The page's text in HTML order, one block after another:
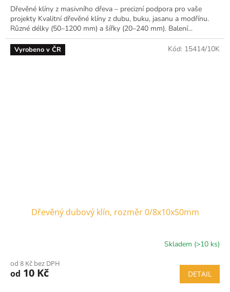
Dřevěné klíny z masivního dřeva – precizní podpora pro vaše
projekty Kvalitní dřevěné klíny z dubu, buku, jasanu a modřínu.
Různé délky (50–1200 mm) a šířky (20–240 mm). Balení...
Vyrobeno v ČR
Dřevěný dubový klín, rozměr 0/8x10x50mm
Skladem (>10 ks)
od 8 Kč bez DPH
od 10 Kč DETAIL
Kód: 15414/10K